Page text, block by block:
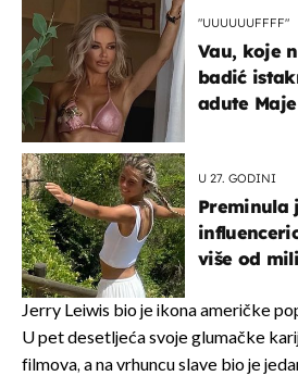
"UUUUUUFFFF"
Vau, koje
badić
adute
U 27. GODINI
Preminula
više od
Jerry Leiwis bio je ikona američke
U pet desetljeća svoje glumačke
filmova, a na vrhuncu slave bio je